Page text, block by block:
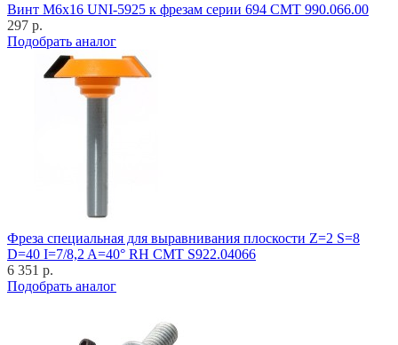
Винт M6x16 UNI-5925 к фрезам серии 694 CMT 990.066.00
297 р.
Подобрать аналог
Фреза специальная для выравнивания плоскости Z=2 S=8
D=40 I=7/8,2 A=40° RH CMT S922.04066
6 351 р.
Подобрать аналог